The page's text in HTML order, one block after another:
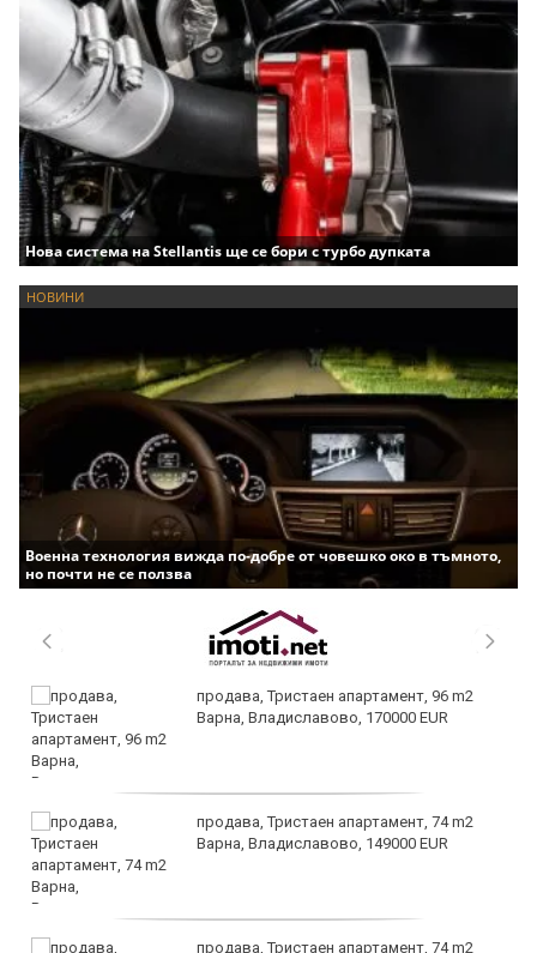
Нова система на Stellantis ще се бори с турбо дупката
НОВИНИ
Военна технология вижда по-добре от човешко око в тъмното,
но почти не се ползва
продава, Тристаен апартамент, 96 m2
Варна, Владиславово, 170000 EUR
продава, Тристаен апартамент, 74 m2
Варна, Владиславово, 149000 EUR
продава, Тристаен апартамент, 74 m2